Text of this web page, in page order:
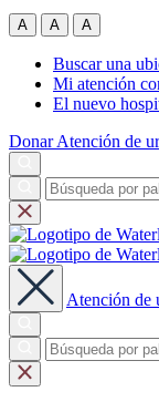
A A A
Buscar una
Mi atención
El nuevo
Donar Atención de
Atención de